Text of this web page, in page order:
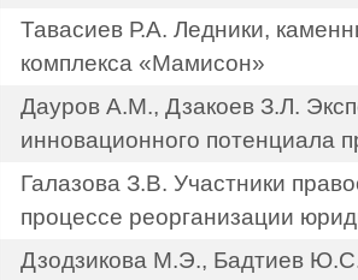
Тавасиев Р.А. Ледники,
комплекса «Мамисон»
Дауров А.М., Дзакоев З.Л.
инновационного потенциала
Галазова З.В. Участники
процессе реорганизации
Дзодзикова М.Э., Бадтиев